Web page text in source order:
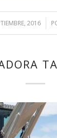
2016
/